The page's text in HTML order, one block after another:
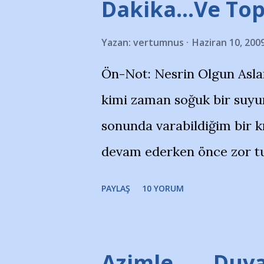
görmek istemediklerini bir
bildiriyordu.. Bu grup
''Açık ve net olarak
yanısıra, bu takımlara ait
Bursa Büyükşehir
merkezlerini de
Dakika…Ve
Yazan: vertumnus Haziran 10,
Ön-Not: Nesrin Olgun
kimi zaman soğuk bir
sonunda varabildiğim bir
devam ederken önce zor
Temsilcisi Faruk Zapçı’nın
PAYLAŞ 10 YORUM